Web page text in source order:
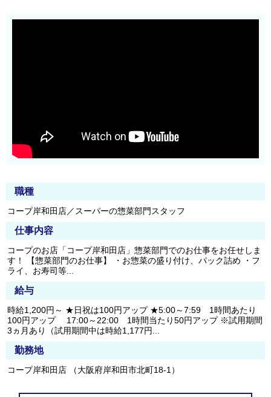
職種
コープ岸和田店／スーパーの惣菜部門スタッフ
仕事内容
コープのお店「コープ岸和田店」惣菜部門でのお仕事をお任せしま
す！ 【惣菜部門のお仕事】 ・お惣菜の盛り付け、パック詰め ・フ
ライ、お寿司等...
給与
時給1,200円～ ★日祝は100円アップ ★5:00～7:59 1時間あたり
100円アップ 17:00～22:00 1時間当たり50円アップ ※試用期間
3ヵ月あり（試用期間中は時給1,177円...
勤務地
コープ岸和田店 （大阪府岸和田市北町18-1）